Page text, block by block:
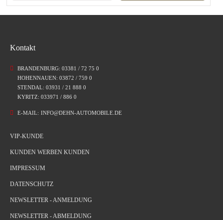
Kontakt
BRANDENBURG: 03381 / 72 75 0
HOHENNAUEN: 03872 / 759 0
STENDAL: 03931 / 21 888 0
KYRITZ: 033971 / 886 0
E-MAIL: INFO@DEHN-AUTOMOBILE.DE
VIP-KUNDE
KUNDEN WERBEN KUNDEN
IMPRESSUM
DATENSCHUTZ
NEWSLETTER - ANMELDUNG
NEWSLETTER - ABMELDUNG